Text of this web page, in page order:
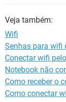
GUIA DE COMPRAS
Veja também:
Wifi
Senhas para wifi
Conectar wifi
Notebook não
Como receber o
Como conectar